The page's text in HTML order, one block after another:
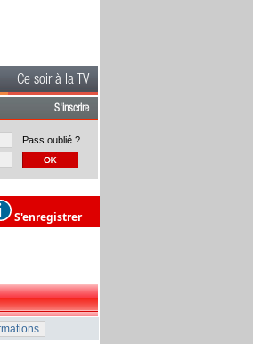
Ce soir à la TV
S'inscrire
Pass oublié ?
S'enregistrer